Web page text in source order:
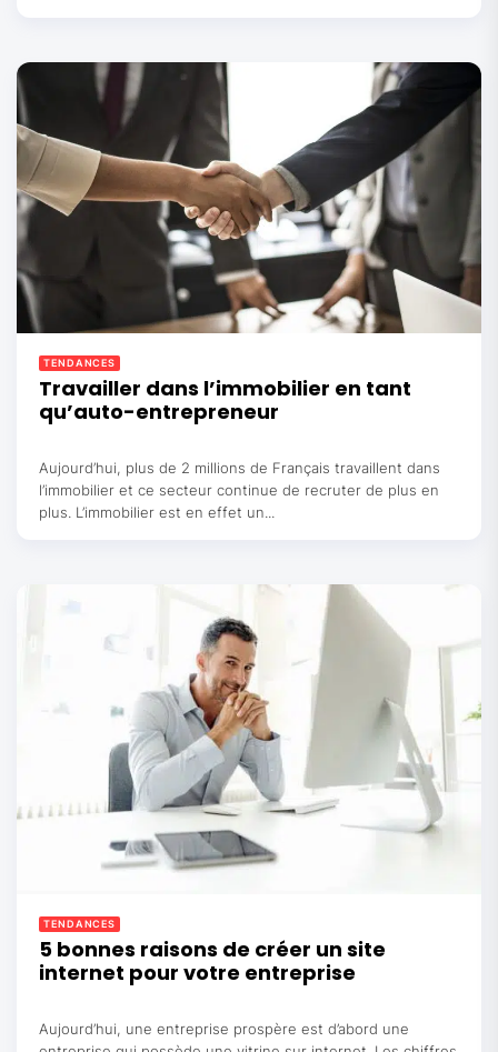
TENDANCES
Travailler dans l’immobilier en tant
qu’auto-entrepreneur
Aujourd’hui, plus de 2 millions de Français travaillent dans
l’immobilier et ce secteur continue de recruter de plus en
plus. L’immobilier est en effet un...
TENDANCES
5 bonnes raisons de créer un site
internet pour votre entreprise
Aujourd’hui, une entreprise prospère est d’abord une